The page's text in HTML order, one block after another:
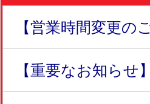
【営業時間変更の
【重要なお知ら